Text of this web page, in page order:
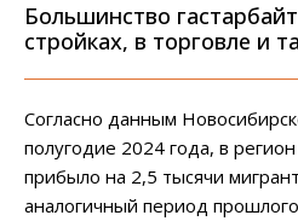
Большинство
стройках, в торговле и
Согласно данным
полугодие 2024 года, в
прибыло на 2,5 тысячи
аналогичный период